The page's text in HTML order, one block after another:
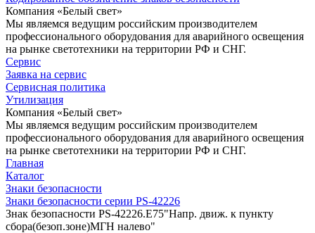
Компания «Белый свет»
Мы являемся ведущим российским производителем
профессионального оборудования для аварийного освещения
на рынке светотехники на территории РФ и СНГ.
Сервис
Заявка на сервис
Сервисная политика
Утилизация
Компания «Белый свет»
Мы являемся ведущим российским производителем
профессионального оборудования для аварийного освещения
на рынке светотехники на территории РФ и СНГ.
Главная
Каталог
Знаки безопасности
Знаки безопасности серии PS-42226
Знак безопасности PS-42226.E75"Напр. движ. к пункту
сбора(безоп.зоне)МГН налево"